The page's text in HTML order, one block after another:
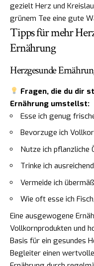
gezielt Herz und
grünem Tee eine gute
Tipps für mehr
Ernährung
Herzgesunde
Fragen, die du dir
Ernährung umstellst:
Esse ich genug
Bevorzuge ich
Nutze ich pflanzliche
Trinke ich
Vermeide ich
Wie oft esse ich
Eine ausgewogene
Vollkornprodukten und
Basis für ein gesundes
Begleiter einen